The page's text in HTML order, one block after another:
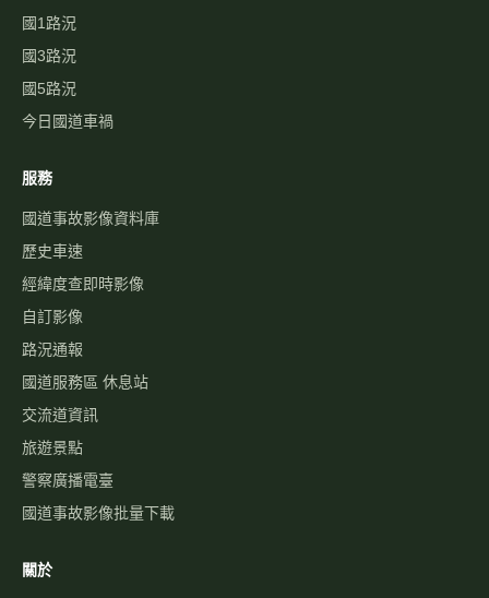
國1路況
國3路況
國5路況
今日國道車禍
服務
國道事故影像資料庫
歷史車速
經緯度查即時影像
自訂影像
路況通報
國道服務區 休息站
交流道資訊
旅遊景點
警察廣播電臺
國道事故影像批量下載
關於